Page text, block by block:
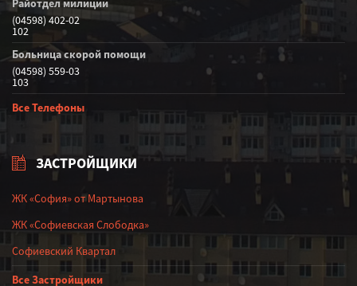
Райотдел милиции
(04598) 402-02
102
Больница скорой помощи
(04598) 559-03
103
Все Телефоны
ЗАСТРОЙЩИКИ
ЖК «София» от Мартынова
ЖК «Софиевская Слободка»
Софиевский Квартал
Все Застройщики